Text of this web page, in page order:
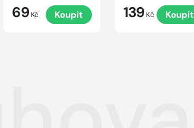
69 Kč Koupit 139 Kč Koupit